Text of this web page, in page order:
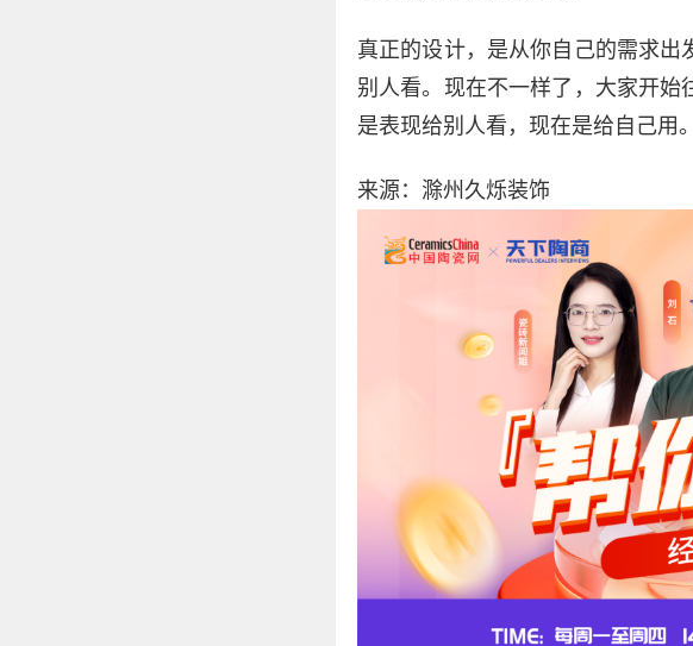
真正的设计，是从你自己的需求
别人看。现在不一样了，大家开
是表现给别人看，现在是给自己用。
来源：滁州久烁装饰